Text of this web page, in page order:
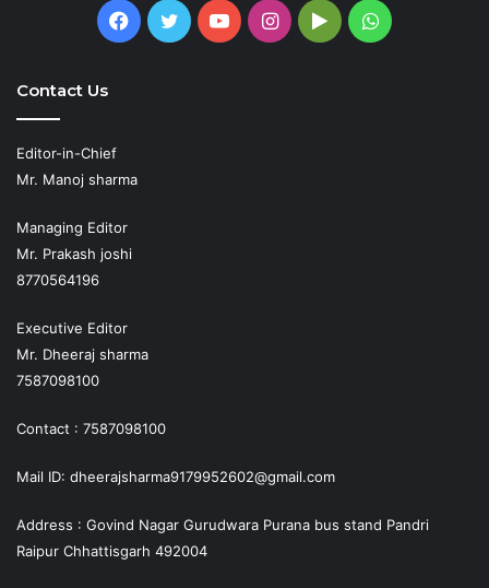
Facebook
TwitterYouTubeInstagram
GoogleWhatsApp
Contact Us
Editor-in-Chief
Mr. Manoj sharma
Managing Editor
Mr. Prakash joshi
8770564196
Executive Editor
Mr. Dheeraj sharma
7587098100
Contact : 7587098100
Mail ID: dheerajsharma9179952602@gmail.com
Address : Govind Nagar Gurudwara Purana bus stand Pandri
Raipur Chhattisgarh 492004